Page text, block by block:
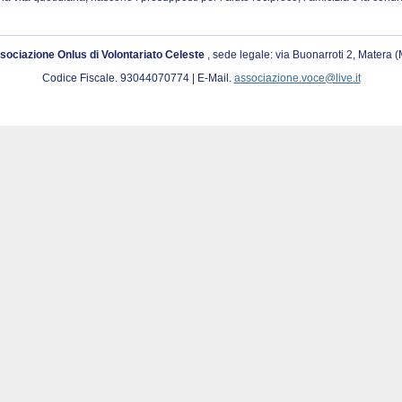
Onlus di Volontariato Celeste , sede legale: via Buonarroti 2, Matera
Codice Fiscale. 93044070774 | E-Mail. associazione.voce@live.it